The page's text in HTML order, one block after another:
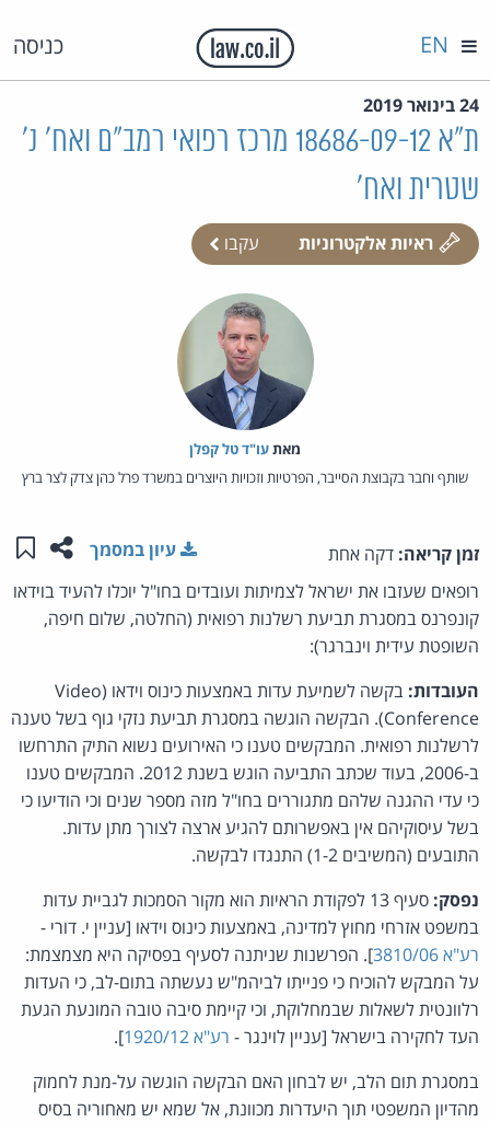
כניסה EN
24 בינואר 2019
ת"א 18686-09-12 מרכז רפואי רמב"ם ואח' נ'
שטרית ואח'
ראיות אלקטרוניות עקבו
מאת‏עו"ד טל קפלן
שותף וחבר בקבוצת הסייבר, הפרטיות וזכויות היוצרים במשרד פרל כהן צדק לצר ברץ
זמן קריאה: דקה אחת שתפו
עיון במסמך
רופאים שעזבו את ישראל לצמיתות ועובדים בחו"ל יוכלו להעיד בוידאו
קונפרנס במסגרת תביעת רשלנות רפואית (החלטה, שלום חיפה,
השופטת עידית וינברגר):
העובדות:
בקשה לשמיעת עדות באמצעות כינוס וידאו (Video
Conference). הבקשה הוגשה במסגרת תביעת נזקי גוף בשל טענה
לרשלנות רפואית. המבקשים טענו כי האירועים נשוא התיק התרחשו
ב-2006, בעוד שכתב התביעה הוגש בשנת 2012. המבקשים טענו
כי עדי ההגנה שלהם מתגוררים בחו"ל מזה מספר שנים וכי הודיעו כי
בשל עיסוקיהם אין באפשרותם להגיע ארצה לצורך מתן עדות.
התובעים (המשיבים 1-2) התנגדו לבקשה.
נפסק:
סעיף 13 לפקודת הראיות הוא מקור הסמכות לגביית עדות
במשפט אזרחי מחוץ למדינה, באמצעות כינוס וידאו [עניין י. דורי -
רע"א 3810/06
]. הפרשנות שניתנה לסעיף בפסיקה היא מצמצמת:
על המבקש להוכיח כי פנייתו לביהמ"ש נעשתה בתום-לב, כי העדות
רלוונטית לשאלות שבמחלוקת, וכי קיימת סיבה טובה המונעת הגעת
העד לחקירה בישראל [עניין לוינגר - רע"א 1920/12
].
במסגרת תום הלב, יש לבחון האם הבקשה הוגשה על-מנת לחמוק
מהדיון המשפטי תוך היעדרות מכוונת, אל שמא יש מאחוריה בסיס